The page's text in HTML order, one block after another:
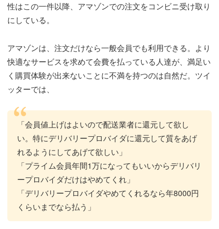
性はこの一件以降、アマゾンでの注文をコンビニ受け取り
にしている。
アマゾンは、注文だけなら一般会員でも利用できる。より
快適なサービスを求めて会費を払っている人達が、満足い
く購買体験が出来ないことに不満を持つのは自然だ。ツイ
ッターでは、
「会員値上げはよいので配送業者に還元して欲し
い。特にデリバリープロバイダに還元して質をあげ
れるようにしてあげて欲しい」
「プライム会員年間1万になってもいいからデリバリ
ープロバイダだけはやめてくれ」
「デリバリープロバイダやめてくれるなら年8000円
くらいまでなら払う」